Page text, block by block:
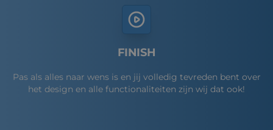
FINISH
Pas als alles naar wens is en jij volledig tevreden bent over
het design en alle functionaliteiten zijn wij dat ook!